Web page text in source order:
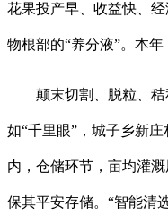
花果投产早、收益快、
物根部的“养分液”。本
颠末切割、脱粒、秸
如“千里眼”，城子乡新
内，仓储环节，亩均灌
保其平安存储。“智能清